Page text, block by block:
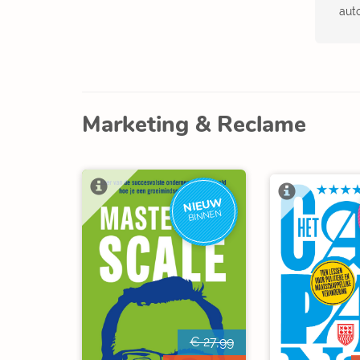
Marketing & Reclame
NIEUW
BINNEN
€ 27,99